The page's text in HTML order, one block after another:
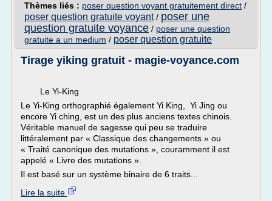
Thèmes liés : poser question voyant gratuitement direct /
poser question gratuite voyant/ poser une
question gratuite voyance / poser une question
gratuite a un medium / poser question gratuite
Tirage yiking gratuit - magie-voyance.com
Le Yi-King
Le Yi-King orthographié également Yi King, Yi Jing ou
encore Yi ching, est un des plus anciens textes chinois.
Véritable manuel de sagesse qui peu se traduire
littéralement par « Classique des changements » ou
« Traité canonique des mutations », couramment il est
appelé « Livre des mutations ».
Il est basé sur un système binaire de 6 traits...
Lire la suite